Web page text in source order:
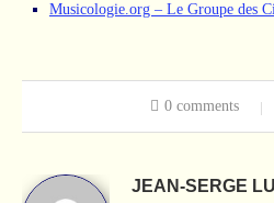
Musicologie.org – Le Groupe des
0 comments
JEAN-SERGE